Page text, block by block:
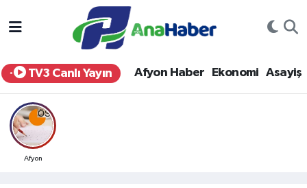
TV3 Canlı Yayın Afyon Haber Ekonomi Asayiş
Afyon
Yurt Haber
Afyon Haber
Ekonomi
Siyaset
Afyonkarahisar Nöbetçi Eczaneler
Afyonkarahisar Hava Durumu
Afyonkarahisar Namaz Vakitleri
Afyonkarahisar Trafik Yoğunluk Haritası